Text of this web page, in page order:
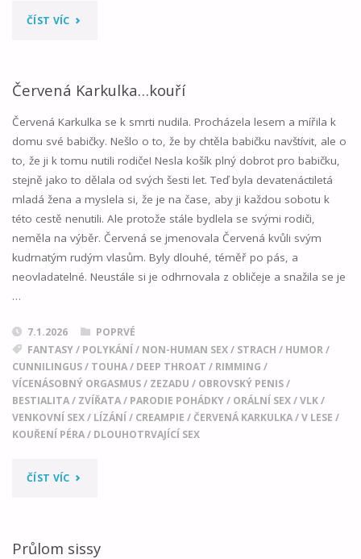
ČÍST VÍC"POD
OBLOHOU
02"
Červená Karkulka…kouří
Červená Karkulka se k smrti nudila. Procházela lesem a mířila k
domu své babičky. Nešlo o to, že by chtěla babičku navštívit, ale o
to, že ji k tomu nutili rodiče! Nesla košík plný dobrot pro babičku,
stejně jako to dělala od svých šesti let. Teď byla devatenáctiletá
mladá žena a myslela si, že je na čase, aby ji každou sobotu k
této cestě nenutili. Ale protože stále bydlela se svými rodiči,
neměla na výběr. Červená se jmenovala Červená kvůli svým
kudrnatým rudým vlasům. Byly dlouhé, téměř po pás, a
neovladatelné. Neustále si je odhrnovala z obličeje a snažila se je
…
7.1.2026
POPRVÉ
FANTASY/ POLYKÁNÍ / NON-HUMAN SEX/ STRACH / HUMOR/
CUNNILINGUS/ TOUHA/ DEEP THROAT / RIMMING /
VÍCENÁSOBNÝ ORGASMUS/ ZEZADU / OBROVSKÝ PENIS/
BESTIALITA/ ZVÍŘATA/ PARODIE POHÁDKY/ ORÁLNÍ SEX/VLK/
VENKOVNÍ SEX/ LÍZÁNÍ / CREAMPIE / ČERVENÁ KARKULKA/V LESE /
KOUŘENÍ PÉRA/ DLOUHOTRVAJÍCÍ SEX
ČÍST VÍC"ČERVENÁ
KOUŘÍ"
Průlom sissy